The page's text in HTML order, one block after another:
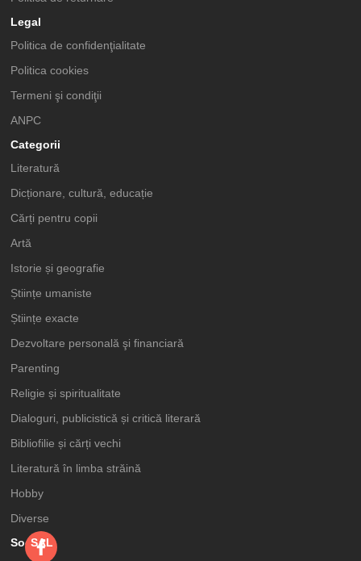
Legal
Politica de confidenţialitate
Politica cookies
Termeni şi condiţii
ANPC
Categorii
Literatură
Dicționare, cultură, educație
Cărți pentru copii
Artă
Istorie și geografie
Științe umaniste
Științe exacte
Dezvoltare personală şi financiară
Parenting
Religie și spiritualitate
Dialoguri, publicistică și critică literară
Bibliofilie și cărți vechi
Literatură în limba străină
Hobby
Diverse
Social
SAL